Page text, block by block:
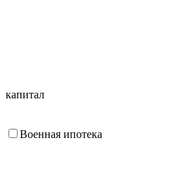
капитал
Военная ипотека